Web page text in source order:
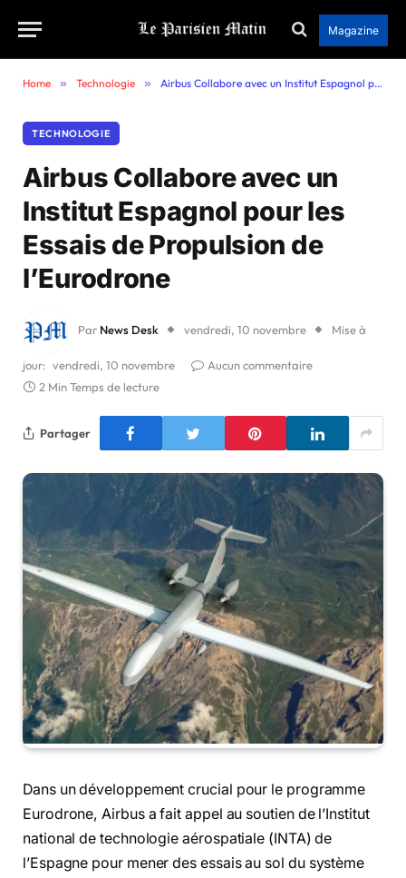
Magazine
Home » Technologie » Airbus Collabore avec un Institut Espagnol pour les Essais de Propulsion de l’Eurodrone
TECHNOLOGIE
Airbus Collabore avec un
Institut Espagnol pour les
Essais de Propulsion de
l’Eurodrone
Par News Desk vendredi, 10 novembre Mise à
jour: vendredi, 10 novembre
Aucun commentaire
2 Min Temps de lecture
Partager
Dans un développement crucial pour le programme
Eurodrone, Airbus a fait appel au soutien de l’Institut
national de technologie aérospatiale (INTA) de
l’Espagne pour mener des essais au sol du système